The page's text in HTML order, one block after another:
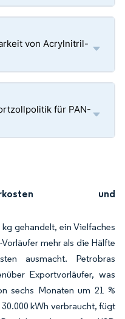
von Acrylnitril-
für PAN-
und
gehandelt, ein Vielfaches
mehr als die Hälfte
ausmacht. Petrobras
Exportvorläufer, was
sechs Monaten um 21 %
kWh verbraucht, fügt